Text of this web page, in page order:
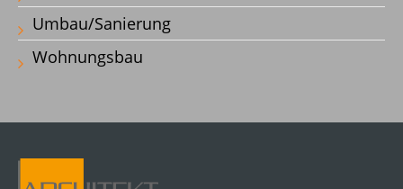
Umbau/Sanierung
Wohnungsbau